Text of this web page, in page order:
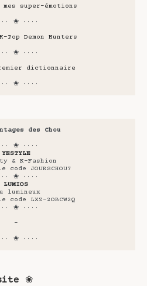
super-émotions
❀ ····
Pop Demon Hunters
❀ ····
dictionnaire
❀ ····
des Chou
❀ ····
YESTYLE
& K-Fashion
code JOURSCHOU7
❀ ····
LUMIOS
lumineux
code LXZ-2OBCW2Q
❀ ····
-
❀ ····
❀